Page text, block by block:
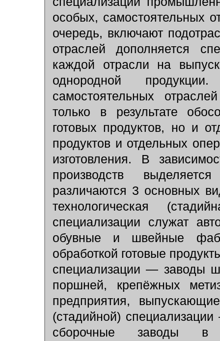
особых, самостоятельных
очередь, включают
отраслей дополняется
каждой отрасли на
однородной
самостоятельных
только в результате
готовых продуктов, но и
продуктов и отдельных
изготовления. В
производств
различаются 3 основных
технологическая
специализации служат
обувные и швейные
обработкой готовые
специализации — заводы
поршней, крепёжных
предприятия,
(стадийной)
сборочные заводы в